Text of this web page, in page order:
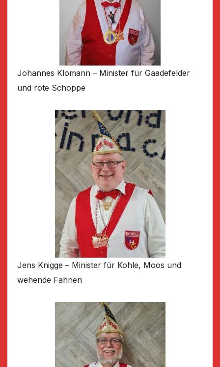
Johannes Klomann – Minister für Gaadefelder
und rote Schoppe
Jens Knigge – Minister für Kohle, Moos und
wehende Fahnen